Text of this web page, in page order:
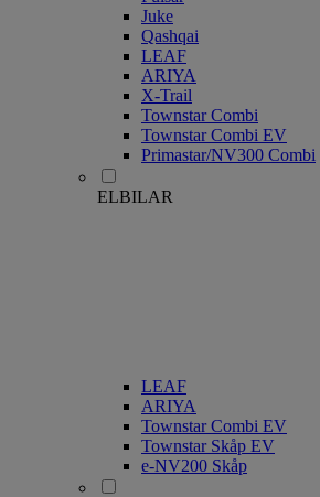
Juke
Qashqai
LEAF
ARIYA
X-Trail
Townstar Combi
Townstar Combi EV
Primastar/NV300 Combi
ELBILAR
LEAF
ARIYA
Townstar Combi EV
Townstar Skåp EV
e-NV200 Skåp